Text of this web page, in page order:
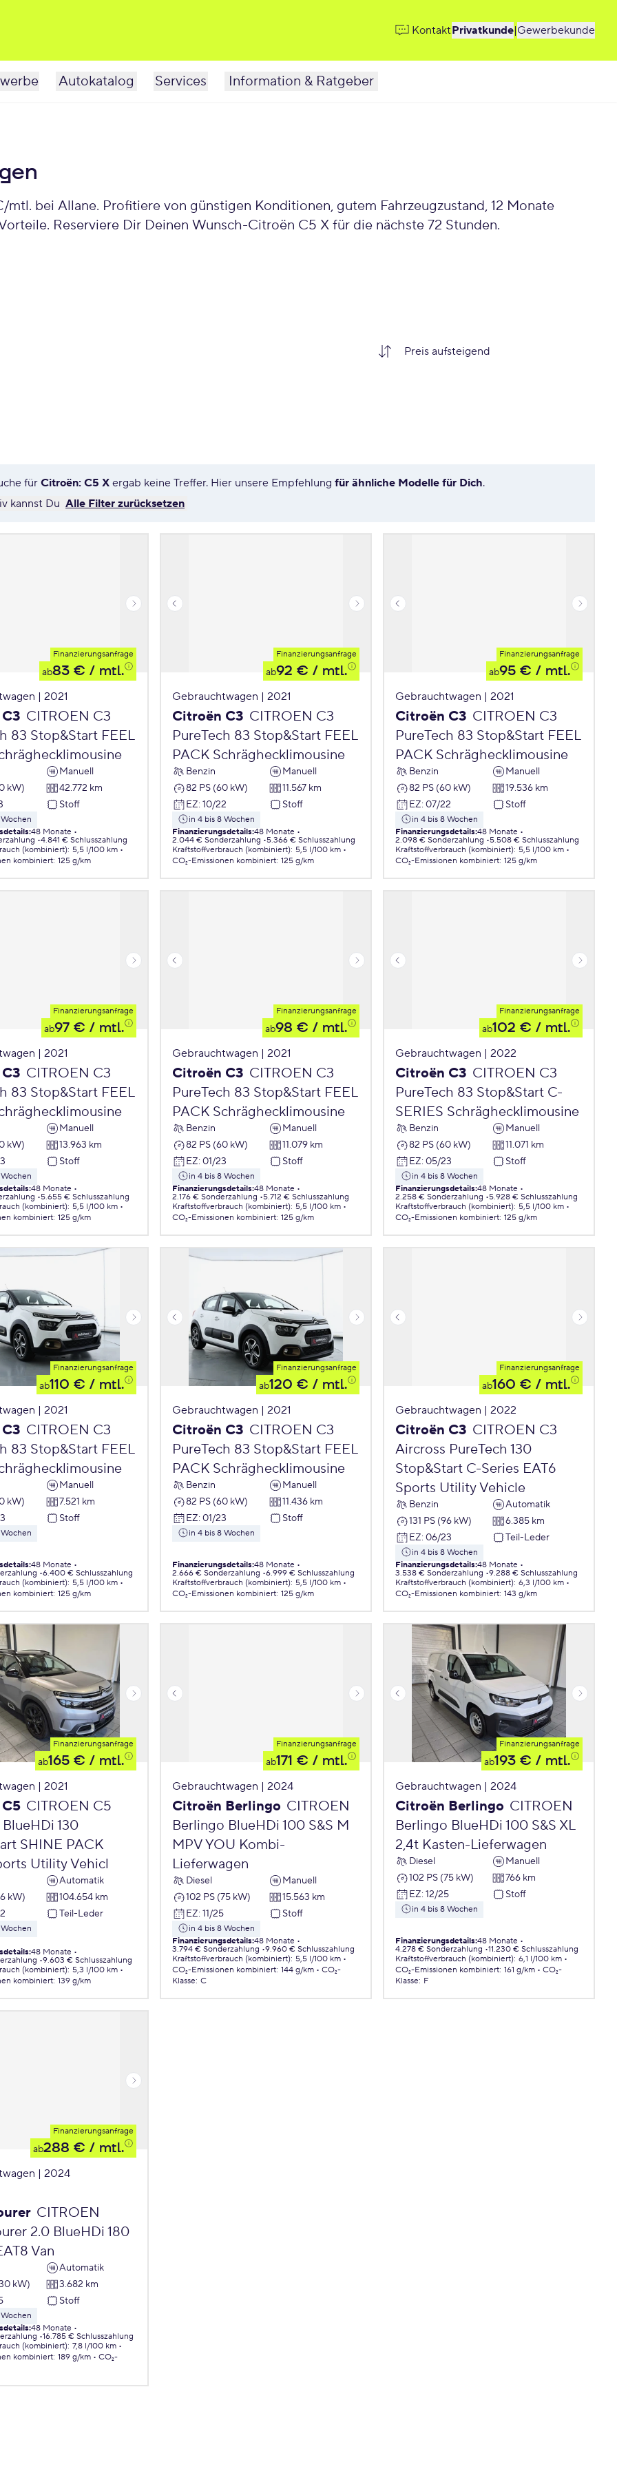
KontaktPrivatkunde|Gewerbekunde
Autokatalog Services Information & Ratgeber
bei Allane. Profitiere von günstigen Konditionen, gutem Fahrzeugzustand, 12 Monate
Reserviere Dir Deinen Wunsch-Citroën C5 X für die nächste 72 Stunden.
fürCitroën: C5 X ergab keine Treffer. Hier unsere Empfehlung für ähnliche Modelle für Dich.
kannst Du Alle Filter zurücksetzen
Finanzierungsanfrage
ab83 € / mtl.
| 2021
CITROEN C3
83 Stop&Start FEEL
Manuell
kW)
42.772 km
Stoff
:48 Monate
4.841 € Schlusszahlung
(kombiniert): 5,5 l/100 km
kombiniert: 125 g/km
Finanzierungsanfrage
ab92 € / mtl.
Gebrauchtwagen | 2021
Citroën C3 CITROEN C3
PureTech 83 Stop&Start FEEL
PACK Schräghecklimousine
Benzin
Manuell
82 PS (60 kW)
11.567 km
EZ: 10/22 Stoff
in 4 bis 8 Wochen
Finanzierungsdetails:48 Monate
2.044 € Sonderzahlung 5.366 € Schlusszahlung
Kraftstoffverbrauch (kombiniert): 5,5 l/100 km
CO₂-Emissionen kombiniert: 125 g/km
Finanzierungsanfrage
ab95 € / mtl.
Gebrauchtwagen | 2021
Citroën C3 CITROEN C3
PureTech 83 Stop&Start FEEL
PACK Schräghecklimousine
Benzin
Manuell
82 PS (60 kW)
19.536 km
EZ: 07/22 Stoff
in 4 bis 8 Wochen
Finanzierungsdetails:48 Monate
2.098 € Sonderzahlung 5.508 € Schlusszahlung
Kraftstoffverbrauch (kombiniert): 5,5 l/100 km
CO₂-Emissionen kombiniert: 125 g/km
Finanzierungsanfrage
ab97 € / mtl.
| 2021
CITROEN C3
83 Stop&Start FEEL
Manuell
kW)
13.963 km
Stoff
:48 Monate
5.655 € Schlusszahlung
(kombiniert): 5,5 l/100 km
kombiniert: 125 g/km
Finanzierungsanfrage
ab98 € / mtl.
Gebrauchtwagen | 2021
Citroën C3 CITROEN C3
PureTech 83 Stop&Start FEEL
PACK Schräghecklimousine
Benzin
Manuell
82 PS (60 kW)
11.079 km
EZ: 01/23 Stoff
in 4 bis 8 Wochen
Finanzierungsdetails:48 Monate
2.176 € Sonderzahlung 5.712 € Schlusszahlung
Kraftstoffverbrauch (kombiniert): 5,5 l/100 km
CO₂-Emissionen kombiniert: 125 g/km
Finanzierungsanfrage
ab102 € / mtl.
Gebrauchtwagen | 2022
Citroën C3 CITROEN C3
PureTech 83 Stop&Start C-
SERIES Schräghecklimousine
Benzin
Manuell
82 PS (60 kW)
11.071 km
EZ: 05/23 Stoff
in 4 bis 8 Wochen
Finanzierungsdetails:48 Monate
2.258 € Sonderzahlung 5.928 € Schlusszahlung
Kraftstoffverbrauch (kombiniert): 5,5 l/100 km
CO₂-Emissionen kombiniert: 125 g/km
Finanzierungsanfrage
ab110 € / mtl.
| 2021
CITROEN C3
83 Stop&Start FEEL
Manuell
kW)
7.521 km
Stoff
:48 Monate
6.400 € Schlusszahlung
(kombiniert): 5,5 l/100 km
kombiniert: 125 g/km
Finanzierungsanfrage
ab120 € / mtl.
Gebrauchtwagen | 2021
Citroën C3 CITROEN C3
PureTech 83 Stop&Start FEEL
PACK Schräghecklimousine
Benzin
Manuell
82 PS (60 kW)
11.436 km
EZ: 01/23 Stoff
in 4 bis 8 Wochen
Finanzierungsdetails:48 Monate
2.666 € Sonderzahlung 6.999 € Schlusszahlung
Kraftstoffverbrauch (kombiniert): 5,5 l/100 km
CO₂-Emissionen kombiniert: 125 g/km
Finanzierungsanfrage
ab160 € / mtl.
Gebrauchtwagen | 2022
Citroën C3 CITROEN C3
Aircross PureTech 130
Stop&Start C-Series EAT6
Sports Utility Vehicle
Benzin
Automatik
131 PS (96 kW)
6.385 km
EZ: 06/23 Teil-Leder
in 4 bis 8 Wochen
Finanzierungsdetails:48 Monate
3.538 € Sonderzahlung 9.288 € Schlusszahlung
Kraftstoffverbrauch (kombiniert): 6,3 l/100 km
CO₂-Emissionen kombiniert: 143 g/km
Finanzierungsanfrage
ab165 € / mtl.
| 2021
CITROEN C5
130
SHINE PACK
Utility Vehicl
Automatik
kW)
104.654 km
Teil-Leder
:48 Monate
9.603 € Schlusszahlung
(kombiniert): 5,3 l/100 km
kombiniert: 139 g/km
Finanzierungsanfrage
ab171 € / mtl.
Gebrauchtwagen | 2024
Citroën Berlingo CITROEN
Berlingo BlueHDi 100 S&S M
MPV YOU Kombi-
Lieferwagen
Diesel
Manuell
102 PS (75 kW)
15.563 km
EZ: 11/25 Stoff
in 4 bis 8 Wochen
Finanzierungsdetails:48 Monate
3.794 € Sonderzahlung 9.960 € Schlusszahlung
Kraftstoffverbrauch (kombiniert): 5,5 l/100 km
CO₂-Emissionen kombiniert: 144 g/km
CO₂-
Klasse: C
Finanzierungsanfrage
ab193 € / mtl.
Gebrauchtwagen | 2024
Citroën Berlingo CITROEN
Berlingo BlueHDi 100 S&S XL
2,4t Kasten-Lieferwagen
Diesel
Manuell
102 PS (75 kW)
766 km
EZ: 12/25 Stoff
in 4 bis 8 Wochen
Finanzierungsdetails:48 Monate
4.278 € Sonderzahlung 11.230 € Schlusszahlung
Kraftstoffverbrauch (kombiniert): 6,1 l/100 km
CO₂-Emissionen kombiniert: 161 g/km
CO₂-
Klasse: F
Finanzierungsanfrage
ab288 € / mtl.
| 2024
CITROEN
2.0 BlueHDi 180
Van
Automatik
kW)
3.682 km
Stoff
:48 Monate
16.785 € Schlusszahlung
(kombiniert): 7,8 l/100 km
kombiniert: 189 g/km
CO₂-